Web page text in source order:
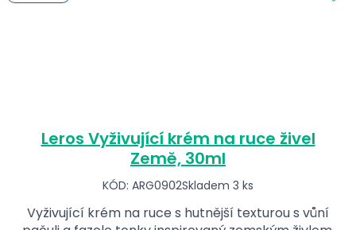
Leros Vyživující krém na ruce živel
Země, 30ml
KÓD: ARG0902Skladem 3 ks
Vyživující krém na ruce s hutnější texturou s vůní